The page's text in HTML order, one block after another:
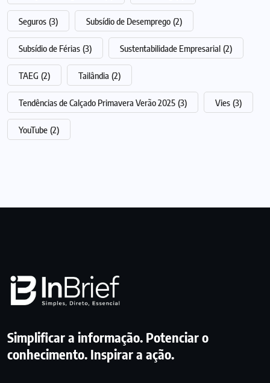
Seguros (3) Subsídio de Desemprego (2)
Subsídio de Férias (3) Sustentabilidade Empresarial (2)
TAEG (2) Tailândia (2)
Tendências de Calçado Primavera Verão 2025 (3) Vies (3)
YouTube (2)
Simplificar a informação. Potenciar o
conhecimento. Inspirar a ação.